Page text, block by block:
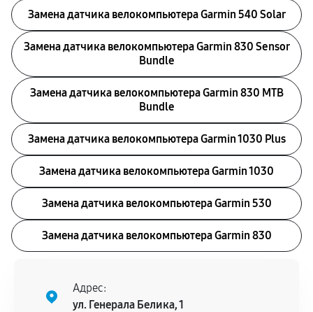
Замена датчика велокомпьютера Garmin 540 Solar
Замена датчика велокомпьютера Garmin 830 Sensor
Bundle
Замена датчика велокомпьютера Garmin 830 MTB
Bundle
Замена датчика велокомпьютера Garmin 1030 Plus
Замена датчика велокомпьютера Garmin 1030
Замена датчика велокомпьютера Garmin 530
Замена датчика велокомпьютера Garmin 830
Адрес:
ул. Генерала Белика, 1